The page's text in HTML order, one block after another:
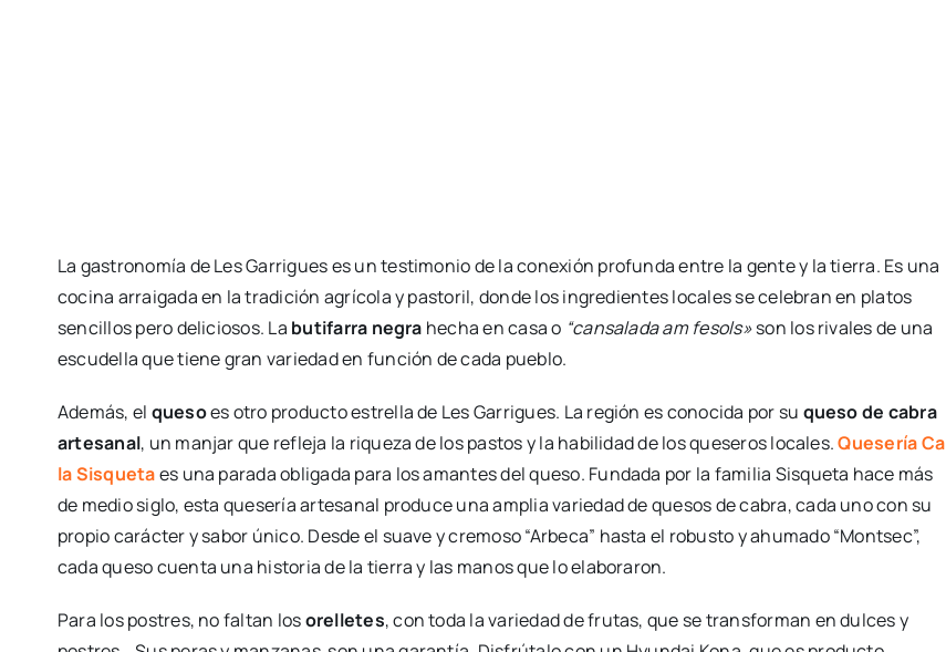
La gastronomía de Les Garrigues es un testimonio de la conexión profunda entre la gente y la tierra. Es una
cocina arraigada en la tradición agrícola y pastoril, donde los ingredientes locales se celebran en platos
sencillos pero deliciosos. La butifarra negra hecha en casa o “cansalada am fesols»son los rivales de una
escudella que tiene gran variedad en función de cada pueblo.
Además, el quesoes otro producto estrella de Les Garrigues. La región es conocida por su queso de cabra
artesanal, un manjar que refleja la riqueza de los pastos y la habilidad de los queseros locales. Quesería Ca
la Sisquetaes una parada obligada para los amantes del queso. Fundada por la familia Sisqueta hace más
de medio siglo, esta quesería artesanal produce una amplia variedad de quesos de cabra, cada uno con su
propio carácter y sabor único. Desde el suave y cremoso “Arbeca” hasta el robusto y ahumado “Montsec”,
cada queso cuenta una historia de la tierra y las manos que lo elaboraron.
Para los postres, no faltan losorelletes, con toda la variedad de frutas, que se transforman en dulces y